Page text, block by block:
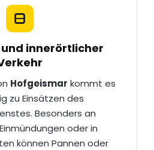
innerörtlicher
Hofgeismar kommt es
zu Einsätzen des
Besonders an
oder in
können Pannen oder